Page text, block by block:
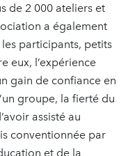
de 2 000 ateliers et
a également
les participants, petits
eux, l’expérience
gain de confiance en
groupe, la fierté du
assisté au
conventionnée par
et de la